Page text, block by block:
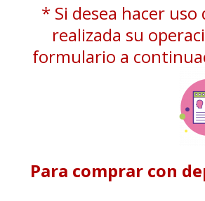
* Si desea hacer
realizada su
formulario a
Para comprar con